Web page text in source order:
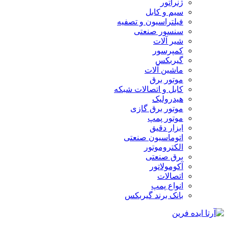
ژنراتور
سیم و کابل
فیلتراسیون و تصفیه
سنسور صنعتی
شیر آلات
کمپرسور
گیربکس
ماشین آلات
موتور برق
کابل و اتصالات شبکه
هیدرولیک
موتور برق گازی
موتور پمپ
ابزار دقیق
اتوماسیون صنعتی
الکتروموتور
برق صنعتی
آکومولاتور
اتصالات
انواع پمپ
بانک برند گیربکس